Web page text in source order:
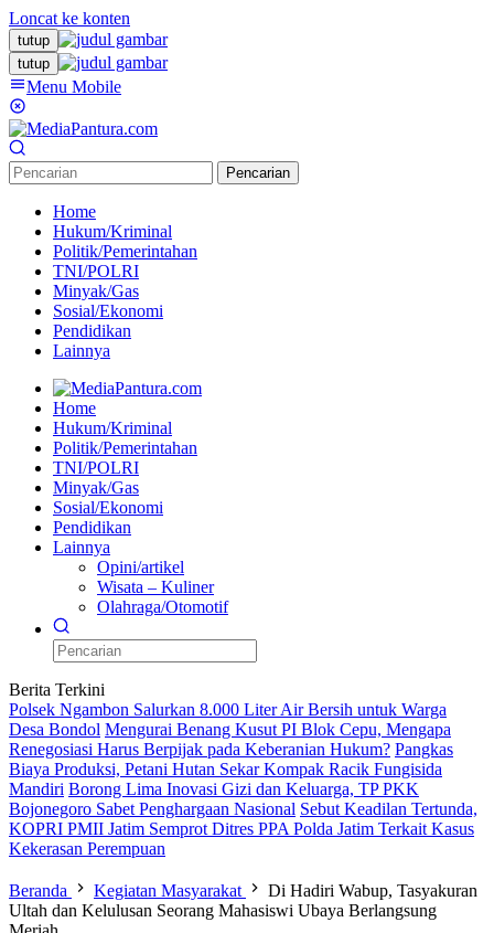
Loncat ke konten
tutup
tutup
Menu Mobile
Pencarian
Home
Hukum/Kriminal
Politik/Pemerintahan
TNI/POLRI
Minyak/Gas
Sosial/Ekonomi
Pendidikan
Lainnya
Home
Hukum/Kriminal
Politik/Pemerintahan
TNI/POLRI
Minyak/Gas
Sosial/Ekonomi
Pendidikan
Lainnya
Opini/artikel
Wisata – Kuliner
Olahraga/Otomotif
Berita Terkini
Polsek Ngambon Salurkan 8.000 Liter Air Bersih untuk Warga
Desa Bondol Mengurai Benang Kusut PI Blok Cepu, Mengapa
Renegosiasi Harus Berpijak pada Keberanian Hukum? Pangkas
Biaya Produksi, Petani Hutan Sekar Kompak Racik Fungisida
Mandiri Borong Lima Inovasi Gizi dan Keluarga, TP PKK
Bojonegoro Sabet Penghargaan Nasional Sebut Keadilan Tertunda,
KOPRI PMII Jatim Semprot Ditres PPA Polda Jatim Terkait Kasus
Kekerasan Perempuan
Beranda Kegiatan Masyarakat
Di Hadiri Wabup, Tasyakuran
Ultah dan Kelulusan Seorang Mahasiswi Ubaya Berlangsung